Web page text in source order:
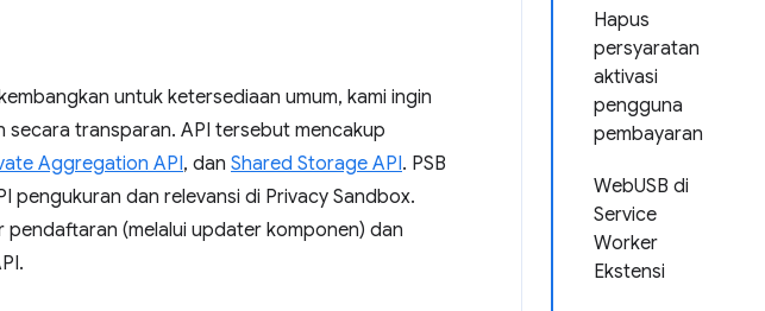
Hapus
persyaratan
aktivasi
pengguna
pembayaran
WebUSB di
Service
Worker
Ekstensi
untuk ketersediaan umum, kami ingin
secara transparan. API tersebut mencakup
Aggregation API, dan Shared Storage API. PSB
pengukuran dan relevansi di Privacy Sandbox.
(melalui updater komponen) dan